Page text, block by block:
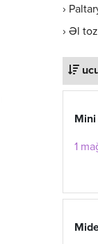
›
› Əl
1